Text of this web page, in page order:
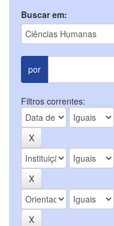
Buscar em:
por
Filtros correntes: